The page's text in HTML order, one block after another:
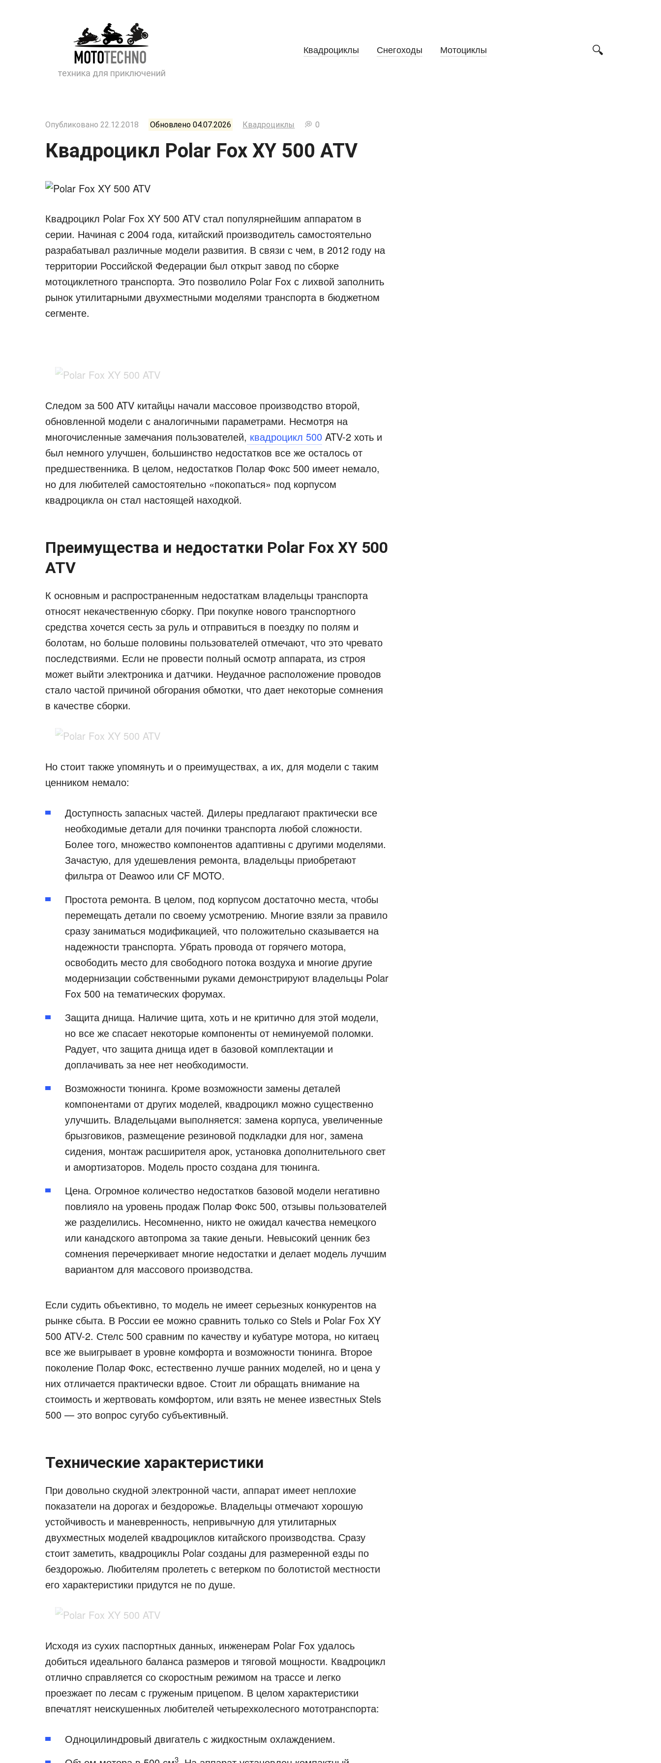
техника для приключений
Квадроциклы Снегоходы Мотоциклы
Опубликовано 22.12.2018 Обновлено04.07.2026 Квадроциклы 0
Квадроцикл Polar Fox XY 500 ATV
Квадроцикл Polar Fox XY 500 ATV стал популярнейшим аппаратом в
серии. Начиная с 2004 года, китайский производитель самостоятельно
разрабатывал различные модели развития. В связи с чем, в 2012 году на
территории Российской Федерации был открыт завод по сборке
мотоциклетного транспорта. Это позволило Polar Fox с лихвой заполнить
рынок утилитарными двухместными моделями транспорта в бюджетном
сегменте.
Следом за 500 ATV китайцы начали массовое производство второй,
обновленной модели с аналогичными параметрами. Несмотря на
многочисленные замечания пользователей, квадроцикл 500 ATV-2 хоть и
был немного улучшен, большинство недостатков все же осталось от
предшественника. В целом, недостатков Полар Фокс 500 имеет немало,
но для любителей самостоятельно «покопаться» под корпусом
квадроцикла он стал настоящей находкой.
Преимущества и недостатки Polar Fox XY 500
ATV
К основным и распространенным недостаткам владельцы транспорта
относят некачественную сборку. При покупке нового транспортного
средства хочется сесть за руль и отправиться в поездку по полям и
болотам, но больше половины пользователей отмечают, что это чревато
последствиями. Если не провести полный осмотр аппарата, из строя
может выйти электроника и датчики. Неудачное расположение проводов
стало частой причиной обгорания обмотки, что дает некоторые сомнения
в качестве сборки.
Но стоит также упомянуть и о преимуществах, а их, для модели с таким
ценником немало:
Доступность запасных частей. Дилеры предлагают практически все
необходимые детали для починки транспорта любой сложности.
Более того, множество компонентов адаптивны с другими моделями.
Зачастую, для удешевления ремонта, владельцы приобретают
фильтра от Deawoo или CF MOTO.
Простота ремонта. В целом, под корпусом достаточно места, чтобы
перемещать детали по своему усмотрению. Многие взяли за правило
сразу заниматься модификацией, что положительно сказывается на
надежности транспорта. Убрать провода от горячего мотора,
освободить место для свободного потока воздуха и многие другие
модернизации собственными руками демонстрируют владельцы Polar
Fox 500 на тематических форумах.
Защита днища. Наличие щита, хоть и не критично для этой модели,
но все же спасает некоторые компоненты от неминуемой поломки.
Радует, что защита днища идет в базовой комплектации и
доплачивать за нее нет необходимости.
Возможности тюнинга. Кроме возможности замены деталей
компонентами от других моделей, квадроцикл можно существенно
улучшить. Владельцами выполняется: замена корпуса, увеличенные
брызговиков, размещение резиновой подкладки для ног, замена
сидения, монтаж расширителя арок, установка дополнительного свет
и амортизаторов. Модель просто создана для тюнинга.
Цена. Огромное количество недостатков базовой модели негативно
повлияло на уровень продаж Полар Фокс 500, отзывы пользователей
же разделились. Несомненно, никто не ожидал качества немецкого
или канадского автопрома за такие деньги. Невысокий ценник без
сомнения перечеркивает многие недостатки и делает модель лучшим
вариантом для массового производства.
Если судить объективно, то модель не имеет серьезных конкурентов на
рынке сбыта. В России ее можно сравнить только со Stels и Polar Fox XY
500 ATV-2. Стелс 500 сравним по качеству и кубатуре мотора, но китаец
все же выигрывает в уровне комфорта и возможности тюнинга. Второе
поколение Полар Фокс, естественно лучше ранних моделей, но и цена у
них отличается практически вдвое. Стоит ли обращать внимание на
стоимость и жертвовать комфортом, или взять не менее известных Stels
500 — это вопрос сугубо субъективный.
Технические характеристики
При довольно скудной электронной части, аппарат имеет неплохие
показатели на дорогах и бездорожье. Владельцы отмечают хорошую
устойчивость и маневренность, непривычную для утилитарных
двухместных моделей квадроциклов китайского производства. Сразу
стоит заметить, квадроциклы Polar созданы для размеренной езды по
бездорожью. Любителям пролететь с ветерком по болотистой местности
его характеристики придутся не по душе.
Исходя из сухих паспортных данных, инженерам Polar Fox удалось
добиться идеального баланса размеров и тяговой мощности. Квадроцикл
отлично справляется со скоростным режимом на трассе и легко
проезжает по лесам с груженым прицепом. В целом характеристики
впечатлят неискушенных любителей четырехколесного мототранспорта:
Одноцилиндровый двигатель с жидкостным охлаждением.
3